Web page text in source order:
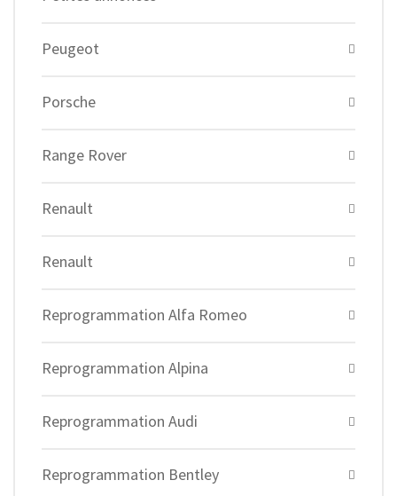
Peugeot
Porsche
Range Rover
Renault
Renault
Reprogrammation Alfa Romeo
Reprogrammation Alpina
Reprogrammation Audi
Reprogrammation Bentley